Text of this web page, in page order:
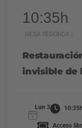
10:35h
MESA REDONDA |
invisible de
Lun 3
Acceso